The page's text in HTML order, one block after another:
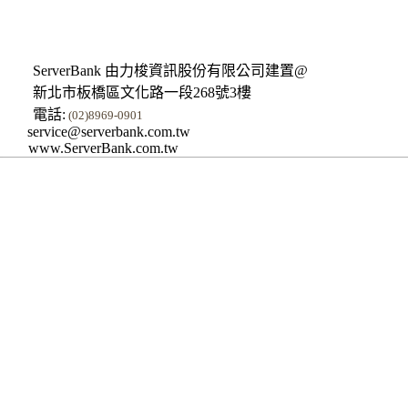
ServerBank 由力梭資訊股份有限公司建置@
新北市板橋區文化路一段268號3樓
電話: (02)8969-0901
service@serverbank.com.tw
www.ServerBank.com.tw